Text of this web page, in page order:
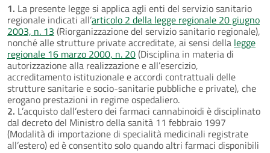
1. La presente legge si applica agli enti del servizio sanitario
regionale indicati all’articolo 2 della legge regionale 20 giugno
2003, n. 13 (Riorganizzazione del servizio sanitario regionale),
nonché alle strutture private accreditate, ai sensi della legge
regionale 16 marzo 2000, n. 20(Disciplina in materia di
autorizzazione alla realizzazione e all’esercizio,
accreditamento istituzionale e accordi contrattuali delle
strutture sanitarie e socio-sanitarie pubbliche e private), che
erogano prestazioni in regime ospedaliero.
2. L’acquisto dall’estero dei farmaci cannabinoidi è disciplinato
dal decreto del Ministro della sanità 11 febbraio 1997
(Modalità di importazione di specialità medicinali registrate
all’estero) ed è consentito solo quando altri farmaci disponibili